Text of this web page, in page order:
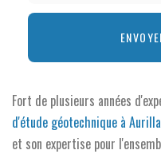
*
Fort de plusieurs années
d'étude géotechnique à
et son expertise pour